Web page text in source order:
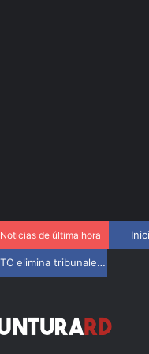
Noticias de última hora
TC elimina tribunales disciplinarios de la Ley del Colegio de Abogados